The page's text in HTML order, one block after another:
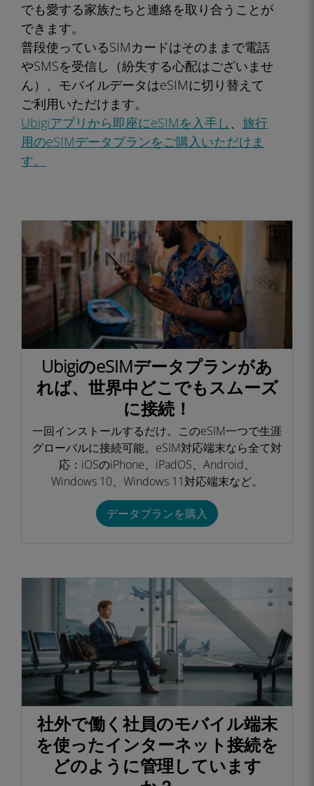
でも愛する家族たちと連絡を取り合うことが
できます。
普段使っているSIMカードはそのままで電話
やSMSを受信し（紛失する心配はございませ
ん）、モバイルデータはeSIMに切り替えて
ご利用いただけます。
Ubigiアプリから即座にeSIMを入手し 、 旅行
用のeSIMデータプランをご購入いただけま
す。
UbigiのeSIMデータプランがあ
れば、世界中どこでもスムーズ
に接続！​
一回インストールするだけ。このeSIM一つで生涯
グローバルに接続可能。eSIM対応端末なら全て対
応：iOSのiPhone、iPadOS、Android、
Windows 10、Windows 11対応端末など。​
データプランを購入​
社外で働く社員のモバイル端末
を使ったインターネット接続を
どのように管理しています